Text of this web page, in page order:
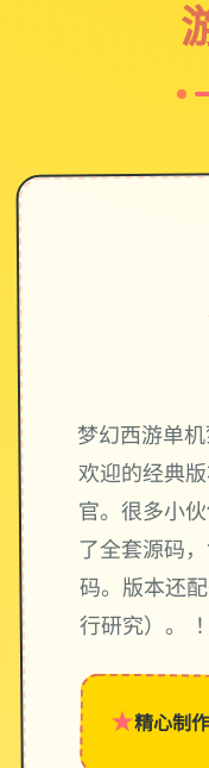
梦幻西游单
欢迎的经典
官。很多小
了全套源码
码。版本还
行研究）。 ！
★精心制